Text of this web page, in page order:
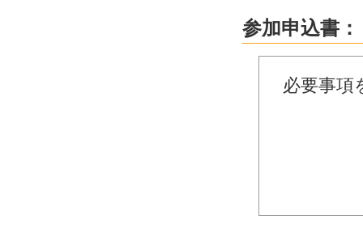
参加申込書：
必要事項